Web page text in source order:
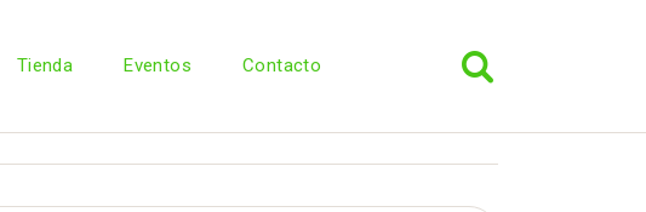
Tienda Eventos Contacto